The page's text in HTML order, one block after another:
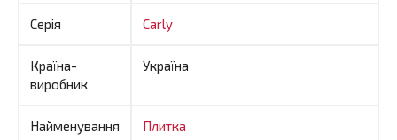
Серія Carly
Країна-
виробник
Україна
Найменування Плитка